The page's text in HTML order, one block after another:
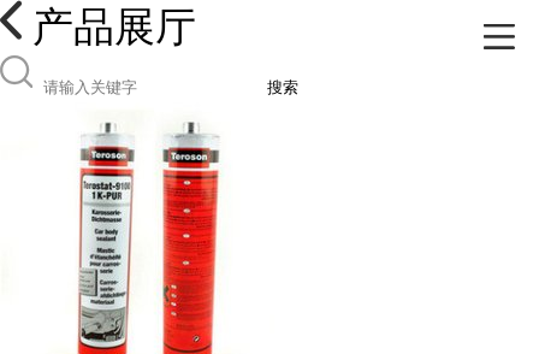
产品展厅
搜索